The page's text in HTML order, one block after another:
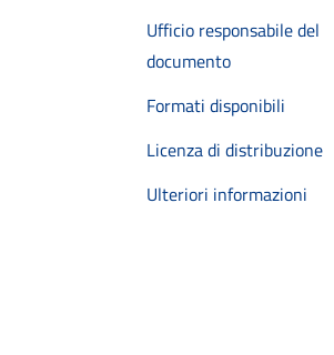
Ufficio responsabile del
documento
Formati disponibili
Licenza di distribuzione
Ulteriori informazioni